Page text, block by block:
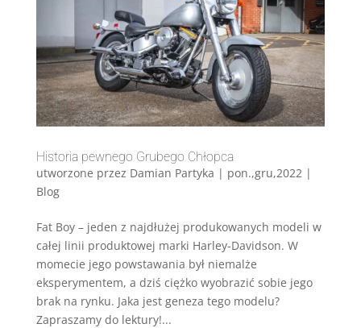
Historia pewnego Grubego Chłopca
utworzone przez Damian Partyka | pon.,gru,2022 |
Blog
Fat Boy – jeden z najdłużej produkowanych modeli w
całej linii produktowej marki Harley-Davidson. W
momecie jego powstawania był niemalże
eksperymentem, a dziś ciężko wyobrazić sobie jego
brak na rynku. Jaka jest geneza tego modelu?
Zapraszamy do lektury!...